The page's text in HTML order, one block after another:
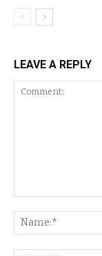
LEAVE A REPLY